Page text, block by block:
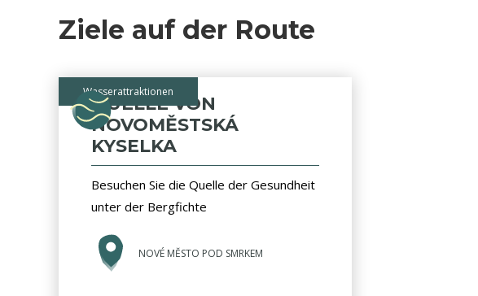
Ziele auf der Route
Wasserattraktionen
QUELLE VON
NOVOMĚSTSKÁ
KYSELKA
Besuchen Sie die Quelle der Gesundheit
unter der Bergfichte
NOVÉ MĚSTO POD SMRKEM